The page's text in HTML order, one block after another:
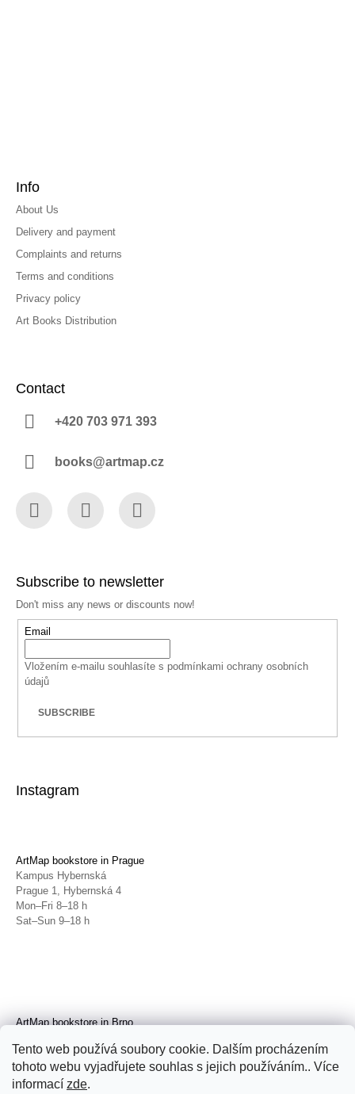
Tento web používá soubory cookie. Dalším procházením
tohoto webu vyjadřujete souhlas s jejich používáním.. Více
informací zde.
Info
About Us
Delivery and payment
Complaints and returns
Terms and conditions
Privacy policy
Art Books Distribution
Contact
+420 703 971 393
books@artmap.cz
Subscribe to newsletter
Don't miss any news or discounts now!
Email
Vložením e-mailu souhlasíte s podmínkami ochrany osobních
údajů
SUBSCRIBE
Instagram
ArtMap bookstore in Prague
Kampus Hybernská
Prague 1, Hybernská 4
Mon–Fri 8–18 h
Sat–Sun 9–18 h
ArtMap bookstore in Brno
Brno, Radnická 4
Tue–Fri 11–19 h
Sat 14–19 h